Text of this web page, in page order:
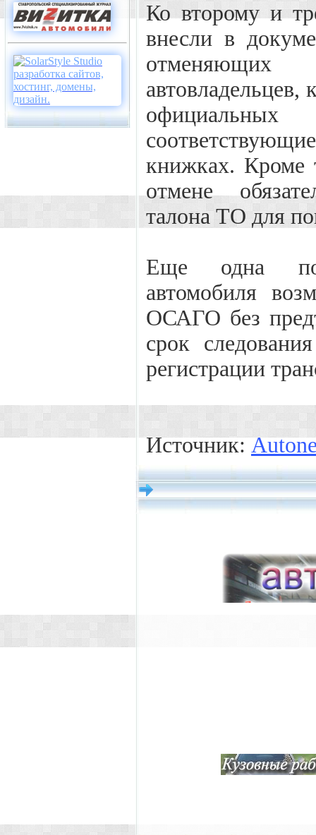
Ко второму и
внесли в
отменяющих
автовладельцев,
книжках. Кроме
отмене
талона ТО для
Еще одна
автомобиля
ОСАГО без
срок
регистрации
Источник: